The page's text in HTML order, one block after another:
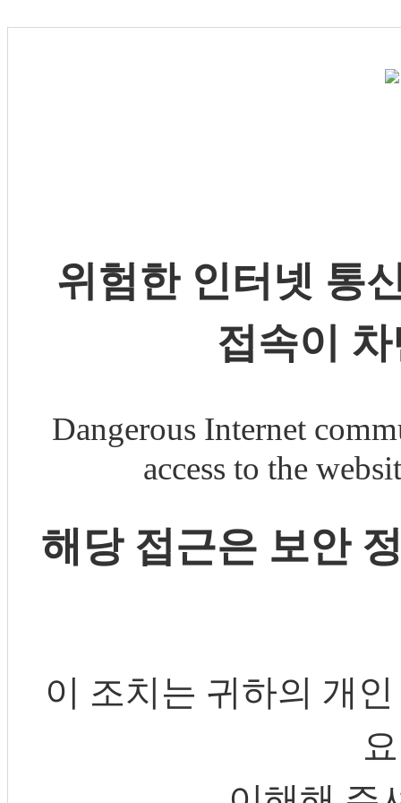
위험한 인터넷 통
접속이
Dangerous Internet
access to the
해당 접근은 보안
이 조치는 귀하의 개